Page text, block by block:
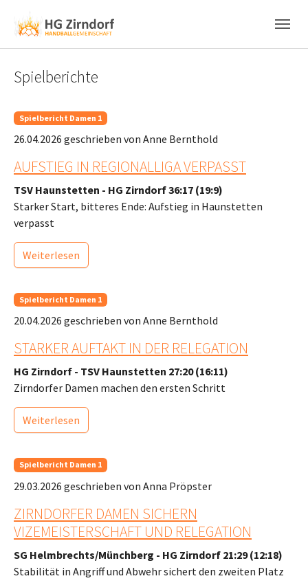
Spielberichte
Spielbericht Damen 1
26.04.2026 geschrieben von Anne Bernthold
AUFSTIEG IN REGIONALLIGA VERPASST
TSV Haunstetten - HG Zirndorf 36:17 (19:9)
Starker Start, bitteres Ende: Aufstieg in Haunstetten
verpasst
Weiterlesen
Spielbericht Damen 1
20.04.2026 geschrieben von Anne Bernthold
STARKER AUFTAKT IN DER RELEGATION
HG Zirndorf - TSV Haunstetten 27:20 (16:11)
Zirndorfer Damen machen den ersten Schritt
Weiterlesen
Spielbericht Damen 1
29.03.2026 geschrieben von Anna Pröpster
ZIRNDORFER DAMEN SICHERN
VIZEMEISTERSCHAFT UND RELEGATION
SG Helmbrechts/Münchberg - HG Zirndorf 21:29 (12:18)
Stabilität in Angriff und Abwehr sichert den zweiten Platz